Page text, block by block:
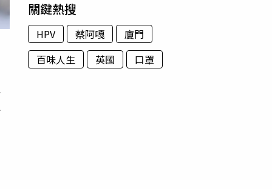
關鍵熱搜
HPV 蔡阿嘎
廈門
百味人生
英國 口罩